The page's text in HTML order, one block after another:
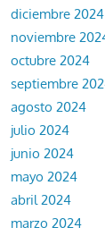
diciembre 2024
noviembre
octubre 2024
septiembre
agosto 2024
julio 2024
junio 2024
mayo 2024
abril 2024
marzo 2024